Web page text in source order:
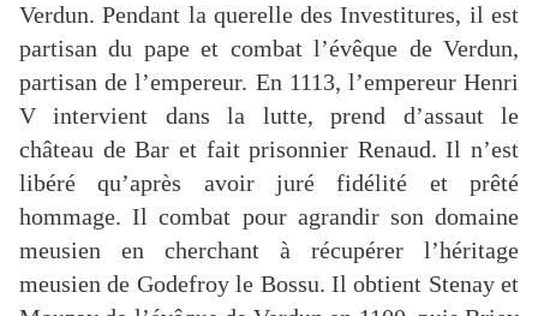
Verdun. Pendant la querelle des Investitures, il est
partisan du pape et combat l’évêque de Verdun,
partisan de l’empereur. En 1113, l’empereur Henri
V intervient dans la lutte, prend d’assaut le
château de Bar et fait prisonnier Renaud. Il n’est
libéré qu’après avoir juré fidélité et prêté
hommage. Il combat pour agrandir son domaine
meusien en cherchant à récupérer l’héritage
meusien de Godefroy le Bossu. Il obtient Stenay et